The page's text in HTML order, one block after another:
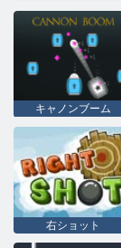
キャノンブーム
右ショット